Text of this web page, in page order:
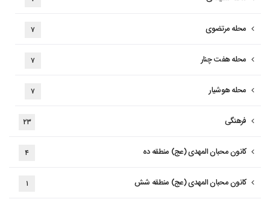
محله مرتضوی ۷
محله هفت چنار ۷
محله هوشیار ۷
فرهنگی ۲۳
کانون محبان المهدی (عج) منطقه ده ۴
کانون محبان المهدی (عج) منطقه شش ۱